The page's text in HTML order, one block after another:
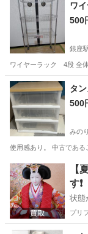
ワ
500
銀座
ワイヤーラック 4段 全
千葉 印西市
タ
500
みの
使用感あり。 中古であ
千葉 松戸市 み
【
す❗️
状態
プリ